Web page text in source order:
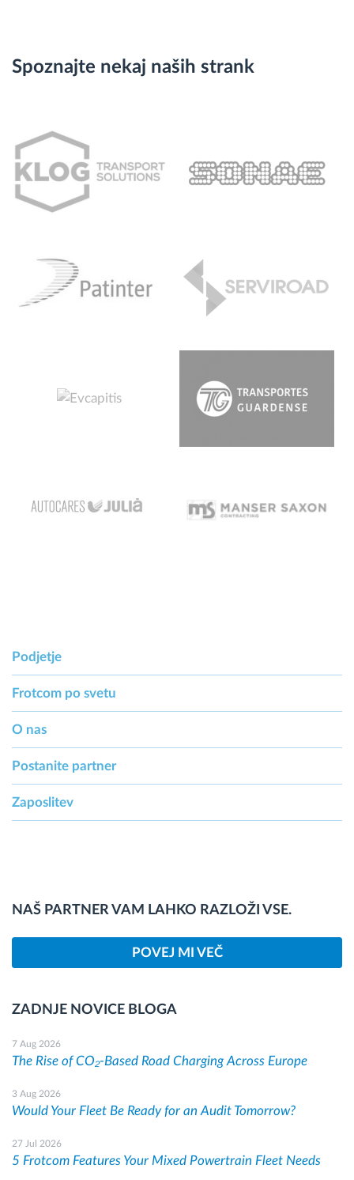
Spoznajte nekaj naših strank
Podjetje
Frotcom po svetu
O nas
Postanite partner
Zaposlitev
NAŠ PARTNER VAM LAHKO RAZLOŽI VSE.
POVEJ MI VEČ
ZADNJE NOVICE BLOGA
7 Aug 2026
The Rise of CO₂-Based Road Charging Across Europe
3 Aug 2026
Would Your Fleet Be Ready for an Audit Tomorrow?
27 Jul 2026
5 Frotcom Features Your Mixed Powertrain Fleet Needs